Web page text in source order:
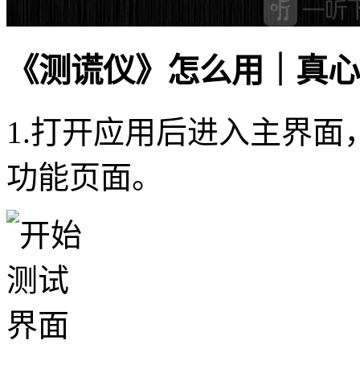
《测谎仪》怎么用｜真
1.打开应用后进入主界面
功能页面。